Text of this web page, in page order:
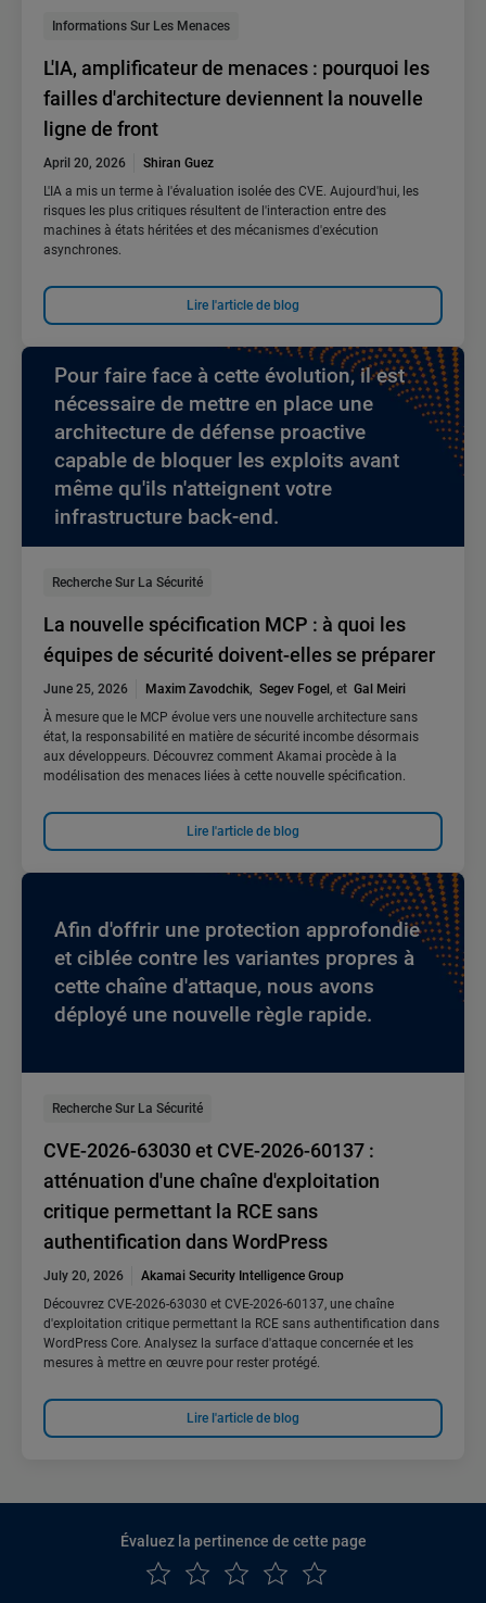
Informations Sur Les Menaces
L'IA, amplificateur de menaces : pourquoi les
failles d'architecture deviennent la nouvelle
ligne de front
April 20, 2026
Shiran Guez
L'IA a mis un terme à l'évaluation isolée des CVE. Aujourd'hui, les
risques les plus critiques résultent de l'interaction entre des
machines à états héritées et des mécanismes d'exécution
asynchrones.
Lire l'article de blog
Pour faire face à cette évolution, il est
nécessaire de mettre en place une
architecture de défense proactive
capable de bloquer les exploits avant
même qu'ils n'atteignent votre
infrastructure back-end.
Recherche Sur La Sécurité
La nouvelle spécification MCP : à quoi les
équipes de sécurité doivent-elles se préparer
June 25, 2026 Maxim Zavodchik, Segev Fogel , et Gal Meiri
À mesure que le MCP évolue vers une nouvelle architecture sans
état, la responsabilité en matière de sécurité incombe désormais
aux développeurs. Découvrez comment Akamai procède à la
modélisation des menaces liées à cette nouvelle spécification.
Lire l'article de blog
Afin d'offrir une protection approfondie
et ciblée contre les variantes propres à
cette chaîne d'attaque, nous avons
déployé une nouvelle règle rapide.
Recherche Sur La Sécurité
CVE-2026-63030 et CVE-2026-60137 :
atténuation d'une chaîne d'exploitation
critique permettant la RCE sans
authentification dans WordPress
July 20, 2026
Akamai Security Intelligence Group
Découvrez CVE-2026-63030 et CVE-2026-60137, une chaîne
d'exploitation critique permettant la RCE sans authentification dans
WordPress Core. Analysez la surface d'attaque concernée et les
mesures à mettre en œuvre pour rester protégé.
Lire l'article de blog
Évaluez la pertinence de cette page